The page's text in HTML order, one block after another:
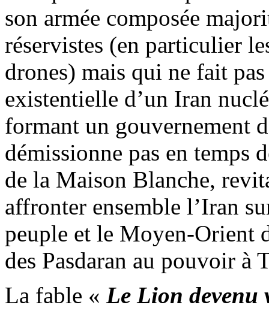
son armée composée
réservistes (en particulier
drones) mais qui ne fait
existentielle d’un Iran
formant un gouvernement
démissionne pas en temps
de la Maison Blanche,
affronter ensemble l’Iran
peuple et le Moyen-Orient
des Pasdaran au pouvoir à
La fable « Le Lion devenu